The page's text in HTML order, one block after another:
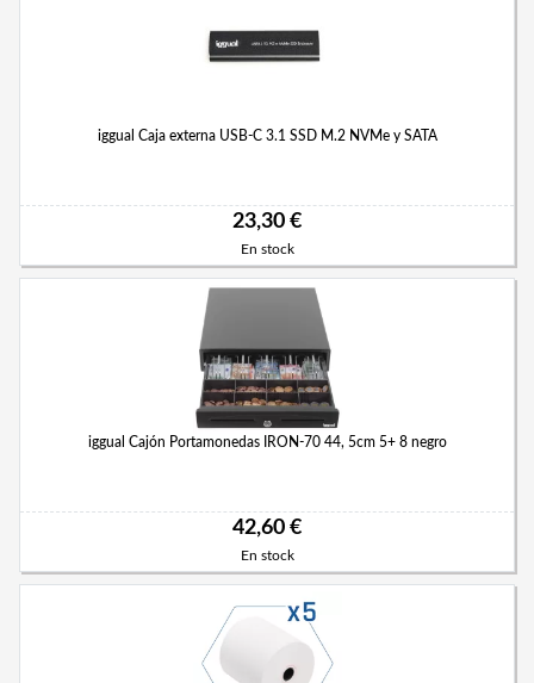
iggual Caja externa USB-C 3.1 SSD M.2 NVMe y SATA
23,30 €
En stock
iggual Cajón Portamonedas IRON-70 44, 5cm 5+ 8 negro
42,60 €
En stock